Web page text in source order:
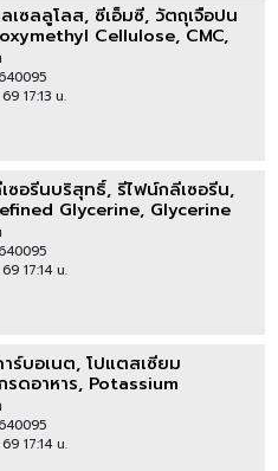
เซลลูโลส, ซีเอ็มซี, วัตถุเจือปน
Cellulose, CMC,
E466
17:13 น.
ซอรีนบริสุทธิ์, รีไฟน์กลีเซอรีน,
Glycerine, Glycerine
17:14 น.
ร์บอเนต, โปแตสเซียม
รดอาหาร, Potassium
Food Additive E501
17:14 น.